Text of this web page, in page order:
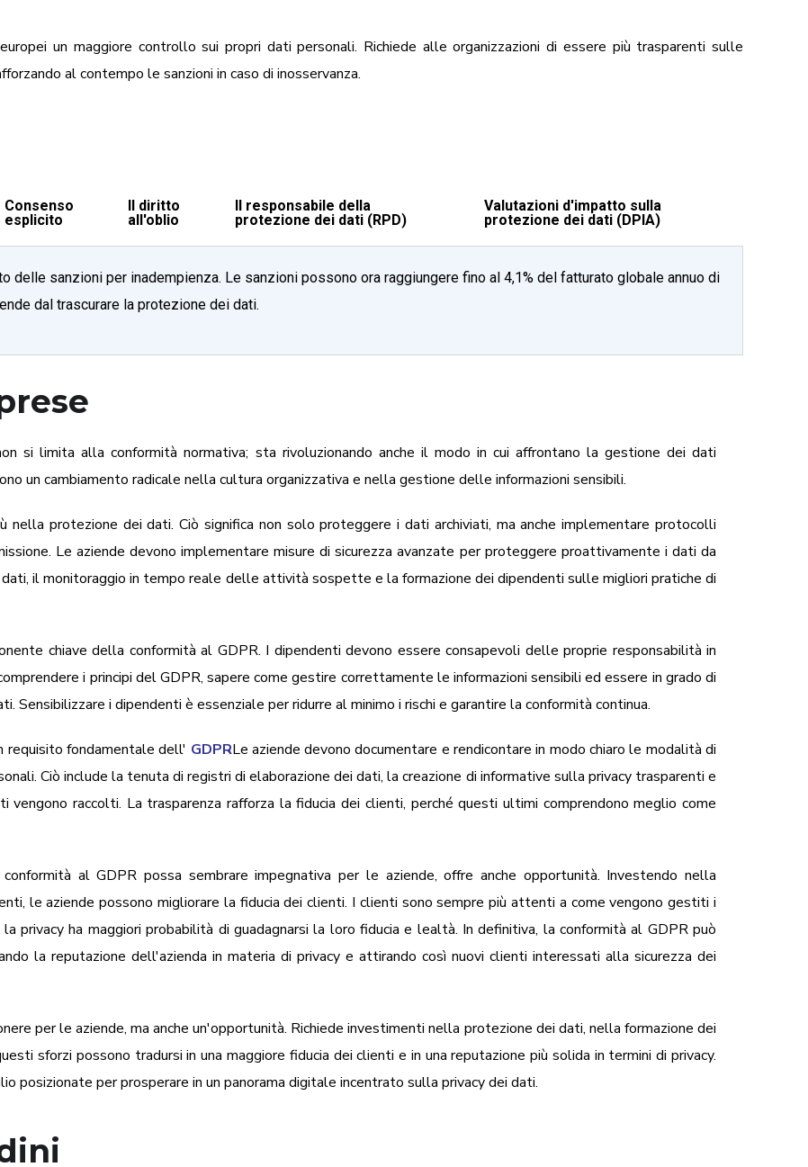
un maggiore controllo sui propri dati personali. Richiede alle organizzazioni di essere più trasparenti sulle
al contempo le sanzioni in caso di inosservanza.
Consenso
esplicito
Il diritto
all'oblio
Il responsabile della
protezione dei dati (RPD)
Valutazioni d'impatto sulla
protezione dei dati (DPIA)
delle sanzioni per inadempienza. Le sanzioni possono ora raggiungere fino al 4,1% del fatturato globale annuo di
dal trascurare la protezione dei dati.
si limita alla conformità normativa; sta rivoluzionando anche il modo in cui affrontano la gestione dei dati
un cambiamento radicale nella cultura organizzativa e nella gestione delle informazioni sensibili.
nella protezione dei dati. Ciò significa non solo proteggere i dati archiviati, ma anche implementare protocolli
Le aziende devono implementare misure di sicurezza avanzate per proteggere proattivamente i dati da
il monitoraggio in tempo reale delle attività sospette e la formazione dei dipendenti sulle migliori pratiche di
chiave della conformità al GDPR. I dipendenti devono essere consapevoli delle proprie responsabilità in
i principi del GDPR, sapere come gestire correttamente le informazioni sensibili ed essere in grado di
Sensibilizzare i dipendenti è essenziale per ridurre al minimo i rischi e garantire la conformità continua.
requisito fondamentale dell' GDPRLe aziende devono documentare e rendicontare in modo chiaro le modalità di
Ciò include la tenuta di registri di elaborazione dei dati, la creazione di informative sulla privacy trasparenti e
vengono raccolti. La trasparenza rafforza la fiducia dei clienti, perché questi ultimi comprendono meglio come
al GDPR possa sembrare impegnativa per le aziende, offre anche opportunità. Investendo nella
le aziende possono migliorare la fiducia dei clienti. I clienti sono sempre più attenti a come vengono gestiti i
privacy ha maggiori probabilità di guadagnarsi la loro fiducia e lealtà. In definitiva, la conformità al GDPR può
la reputazione dell'azienda in materia di privacy e attirando così nuovi clienti interessati alla sicurezza dei
per le aziende, ma anche un'opportunità. Richiede investimenti nella protezione dei dati, nella formazione dei
sforzi possono tradursi in una maggiore fiducia dei clienti e in una reputazione più solida in termini di privacy.
posizionate per prosperare in un panorama digitale incentrato sulla privacy dei dati.